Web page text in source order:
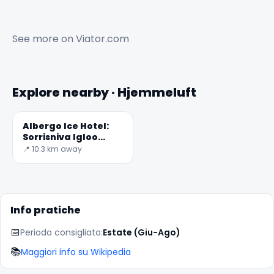
See more on Viator.com
Explore nearby · Hjemmeluft
Albergo Ice Hotel:
Sorrisniva Igloo
Hotel
📍 10.3 km away
Info pratiche
📅Periodo consigliato:Estate (Giu-Ago)
📚Maggiori info su Wikipedia